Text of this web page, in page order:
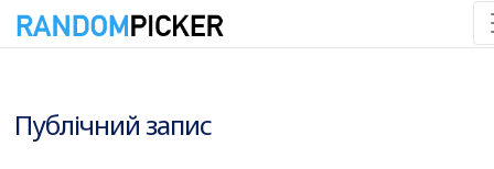
Публічний запис